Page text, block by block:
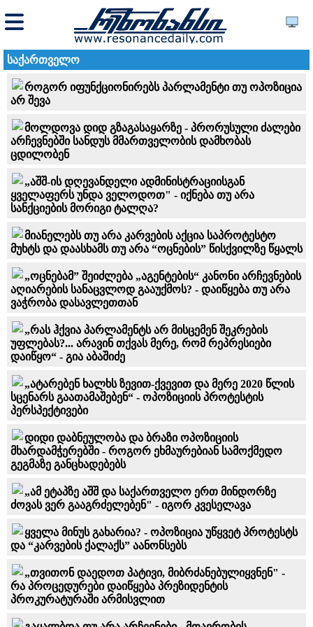
საქართველო
როგორ იფუნქციონირებს პარლამენტი თუ ოპოზიცია
არ შევა
მოლდოვა დიდ გზაგასაყარზე - პრორუსული ძალები
არჩევნებში სანდუს მმართველობის დამხობას
ცდილობენ
„აშშ-ის დღევანდელი ადმინისტრაციისგან
ყველაფერს უნდა ველოდოთ" - იქნება თუ არა
სანქციების მორიგი ტალღა?
მიანელებს თუ არა კარვების აქცია საპროტესტო
მუხტს და დაასხამს თუ არა “ოცნების” წისქვილზე წყალს
„ოცნებამ” შეიძლება „აგენტების“ კანონი არჩევნების
აღიარების სანაცვლოდ გააუქმოს? - დაიწყება თუ არა
ვაჭრობა დასავლეთთან
„რას ჰქვია პარლამენტს არ მისცემენ შეკრების
უფლებას?... არავინ თქვას მერე, რომ რეპრესიები
დაიწყო“ - გია აბაშიძე
„ატარებენ ხალხს ზევით-ქვევით და მერე 2020 წლის
სცენარს გაათამაშებენ“ - ოპოზიციის პროტესტის
პერსპექტივები
დიდი დაბნეულობა და ბრაზი ოპოზიციის
მხარდამჭერებში - როგორ ეხმაურებიან სამოქმედო
გეგმაზე განცხადებებს
„ამ ეტაპზე აშშ და საქართველო ერთ მინდორზე
ძოვას ვერ გააგრძელებენ" - იგორ კვესელავა
ყველა მინუს გახარია? - ოპოზიცია უწყვეტ პროტესტს
და “კარვების ქალაქს” აანონსებს
„თვითონ დაედოთ პატივი, მიბრძანებულიყვნენ" -
რა პროცედურები დაიწყება პრეზიდენტის
პროკურატურაში არმისვლით